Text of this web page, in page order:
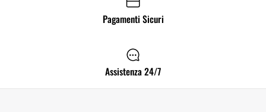
Pagamenti Sicuri
Assistenza 24/7